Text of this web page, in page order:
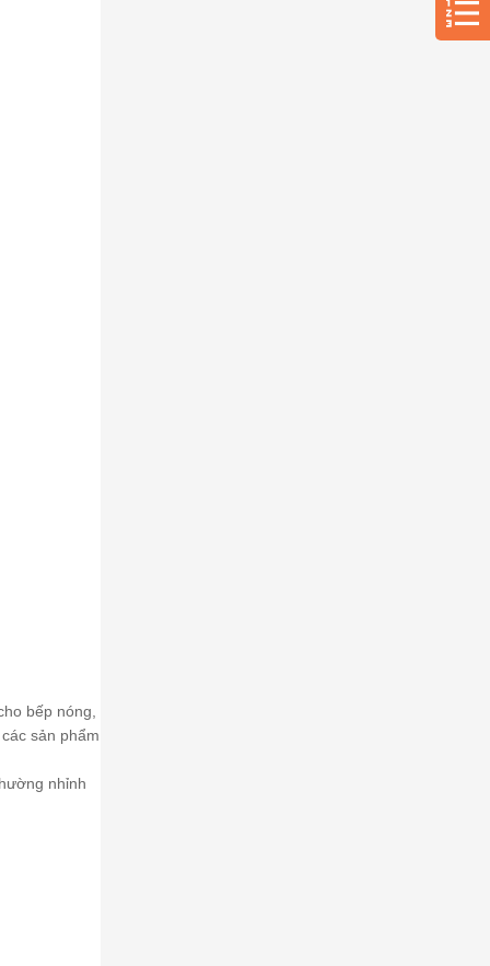
bếp nóng,
sản phẩm
nhỉnh